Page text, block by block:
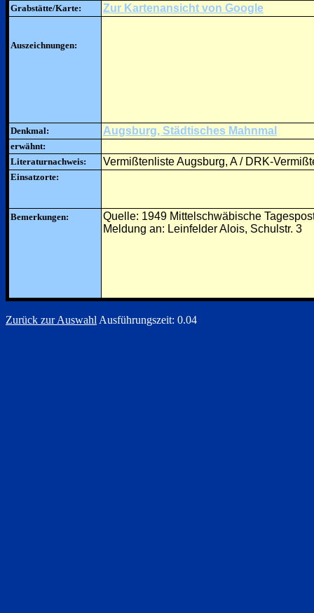
Grabstätte/Karte: Zur Kartenansicht von Google
Auszeichnungen:
Denkmal: Augsburg, Städtisches Mahnmal
erwähnt:
Literaturnachweis:
Vermißtenliste Augsburg, A / DRK-
Einsatzorte:
Bemerkungen:
Quelle: 1949 Mittelschwäbische
Meldung an: Leinfelder Alois, Schulstr. 3
Zurück zur Auswahl Ausführungszeit: 0.04